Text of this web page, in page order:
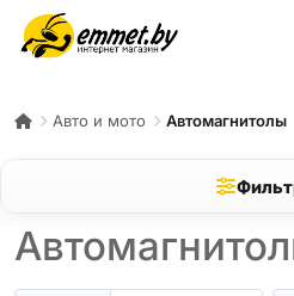
Авто и мото Автомагнитолы